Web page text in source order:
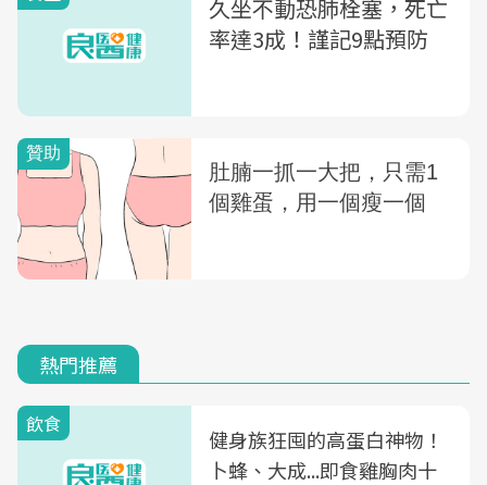
久坐不動恐肺栓塞，死亡
率達3成！謹記9點預防
熱門推薦
飲食
健身族狂囤的高蛋白神物！
卜蜂、大成...即食雞胸肉十